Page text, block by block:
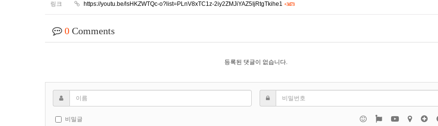
링크 https://youtu.be/lsHKZWTQc-o?list=PLnV8xTC1z-2iy2ZMJiYAZ5IjRtgTkihe1 +3473
0 Comments
등록된 댓글이 없습니다.
비밀글